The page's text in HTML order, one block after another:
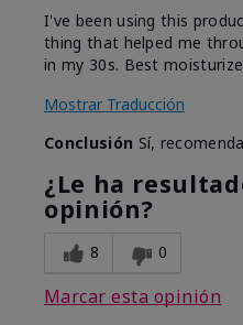
I've been using this
thing that helped me
in my 30s. Best
Mostrar Traducción
Conclusión Sí,
¿Le ha
opinión?
8 0
Marcar esta opinión